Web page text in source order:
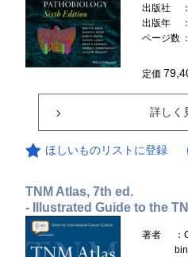
出版社
出版年
ページ数
定価
詳しく
ほしいものリストに登録
TNM Atlas, 7th ed.
- Illustrated Guide to the
著者